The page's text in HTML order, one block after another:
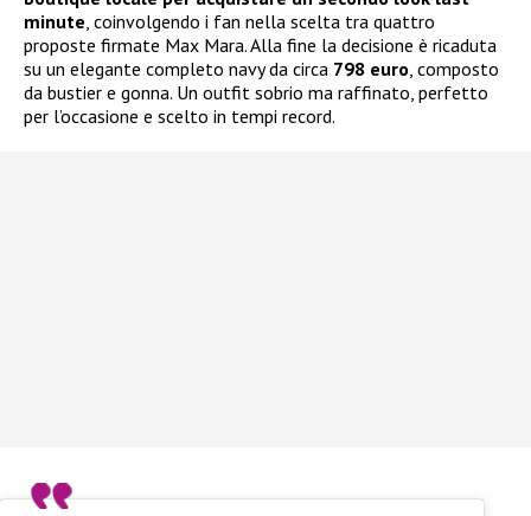
minute, coinvolgendo i fan nella scelta tra quattro
proposte firmate Max Mara. Alla fine la decisione è ricaduta
su un elegante completo navy da circa 798 euro, composto
da bustier e gonna. Un outfit sobrio ma raffinato, perfetto
per l’occasione e scelto in tempi record.